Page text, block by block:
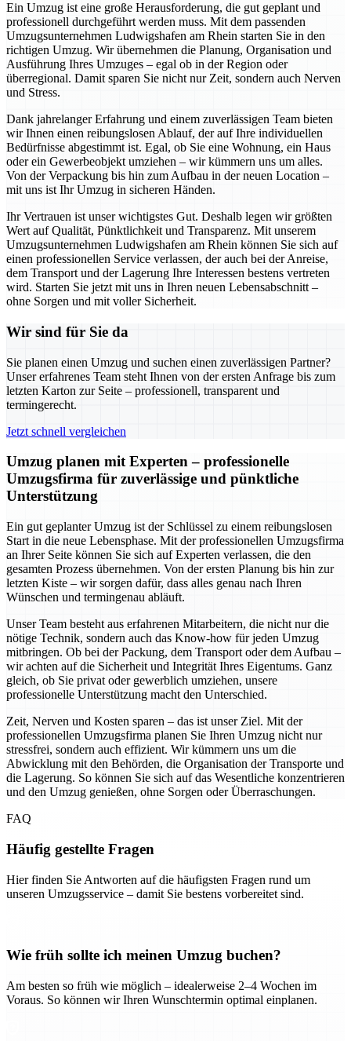
Ein Umzug ist eine große Herausforderung, die gut geplant und
professionell durchgeführt werden muss. Mit dem passenden
Umzugsunternehmen Ludwigshafen am Rhein starten Sie in den
richtigen Umzug. Wir übernehmen die Planung, Organisation und
Ausführung Ihres Umzuges – egal ob in der Region oder
überregional. Damit sparen Sie nicht nur Zeit, sondern auch Nerven
und Stress.
Dank jahrelanger Erfahrung und einem zuverlässigen Team bieten
wir Ihnen einen reibungslosen Ablauf, der auf Ihre individuellen
Bedürfnisse abgestimmt ist. Egal, ob Sie eine Wohnung, ein Haus
oder ein Gewerbeobjekt umziehen – wir kümmern uns um alles.
Von der Verpackung bis hin zum Aufbau in der neuen Location –
mit uns ist Ihr Umzug in sicheren Händen.
Ihr Vertrauen ist unser wichtigstes Gut. Deshalb legen wir größten
Wert auf Qualität, Pünktlichkeit und Transparenz. Mit unserem
Umzugsunternehmen Ludwigshafen am Rhein können Sie sich auf
einen professionellen Service verlassen, der auch bei der Anreise,
dem Transport und der Lagerung Ihre Interessen bestens vertreten
wird. Starten Sie jetzt mit uns in Ihren neuen Lebensabschnitt –
ohne Sorgen und mit voller Sicherheit.
Wir sind für Sie da
Sie planen einen Umzug und suchen einen zuverlässigen Partner?
Unser erfahrenes Team steht Ihnen von der ersten Anfrage bis zum
letzten Karton zur Seite – professionell, transparent und
termingerecht.
Jetzt schnell vergleichen
Umzug planen mit Experten – professionelle
Umzugsfirma für zuverlässige und pünktliche
Unterstützung
Ein gut geplanter Umzug ist der Schlüssel zu einem reibungslosen
Start in die neue Lebensphase. Mit der professionellen Umzugsfirma
an Ihrer Seite können Sie sich auf Experten verlassen, die den
gesamten Prozess übernehmen. Von der ersten Planung bis hin zur
letzten Kiste – wir sorgen dafür, dass alles genau nach Ihren
Wünschen und termingenau abläuft.
Unser Team besteht aus erfahrenen Mitarbeitern, die nicht nur die
nötige Technik, sondern auch das Know-how für jeden Umzug
mitbringen. Ob bei der Packung, dem Transport oder dem Aufbau –
wir achten auf die Sicherheit und Integrität Ihres Eigentums. Ganz
gleich, ob Sie privat oder gewerblich umziehen, unsere
professionelle Unterstützung macht den Unterschied.
Zeit, Nerven und Kosten sparen – das ist unser Ziel. Mit der
professionellen Umzugsfirma planen Sie Ihren Umzug nicht nur
stressfrei, sondern auch effizient. Wir kümmern uns um die
Abwicklung mit den Behörden, die Organisation der Transporte und
die Lagerung. So können Sie sich auf das Wesentliche konzentrieren
und den Umzug genießen, ohne Sorgen oder Überraschungen.
FAQ
Häufig gestellte Fragen
Hier finden Sie Antworten auf die häufigsten Fragen rund um
unseren Umzugsservice – damit Sie bestens vorbereitet sind.
Wie früh sollte ich meinen Umzug buchen?
Am besten so früh wie möglich – idealerweise 2–4 Wochen im
Voraus. So können wir Ihren Wunschtermin optimal einplanen.